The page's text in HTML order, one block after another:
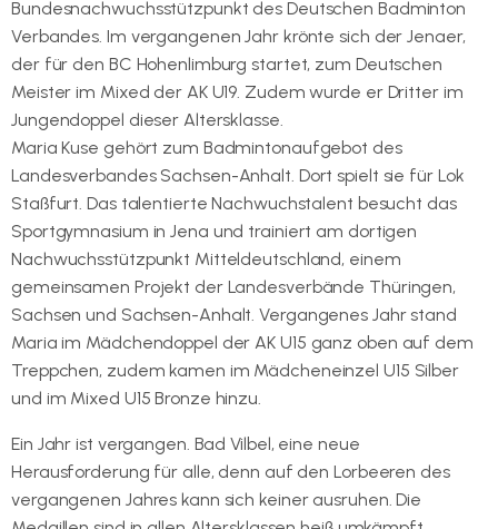
Bundesnachwuchsstützpunkt des Deutschen Badminton
Verbandes. Im vergangenen Jahr krönte sich der Jenaer,
der für den BC Hohenlimburg startet, zum Deutschen
Meister im Mixed der AK U19. Zudem wurde er Dritter im
Jungendoppel dieser Altersklasse.
Maria Kuse gehört zum Badmintonaufgebot des
Landesverbandes Sachsen-Anhalt. Dort spielt sie für Lok
Staßfurt. Das talentierte Nachwuchstalent besucht das
Sportgymnasium in Jena und trainiert am dortigen
Nachwuchsstützpunkt Mitteldeutschland, einem
gemeinsamen Projekt der Landesverbände Thüringen,
Sachsen und Sachsen-Anhalt. Vergangenes Jahr stand
Maria im Mädchendoppel der AK U15 ganz oben auf dem
Treppchen, zudem kamen im Mädcheneinzel U15 Silber
und im Mixed U15 Bronze hinzu.
Ein Jahr ist vergangen. Bad Vilbel, eine neue
Herausforderung für alle, denn auf den Lorbeeren des
vergangenen Jahres kann sich keiner ausruhen. Die